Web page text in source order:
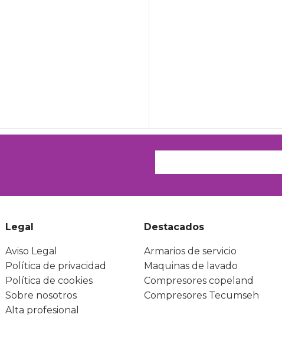
Legal
Aviso Legal
Política de privacidad
Política de cookies
Sobre nosotros
Alta profesional
Destacados
Armarios de servicio
Maquinas de lavado
Compresores copeland
Compresores Tecumseh